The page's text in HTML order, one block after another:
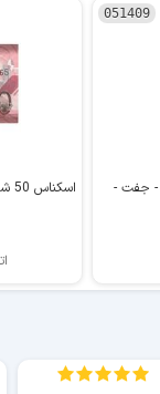
051409
جمهوری - جفت -